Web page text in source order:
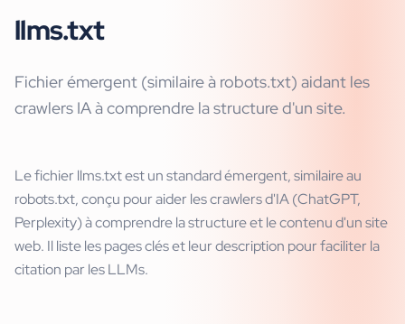
llms.txt
Fichier émergent (similaire à robots.txt) aidant les
crawlers IA à comprendre la structure d'un site.
Le fichier llms.txt est un standard émergent, similaire au
robots.txt, conçu pour aider les crawlers d'IA (ChatGPT,
Perplexity) à comprendre la structure et le contenu d'un site
web. Il liste les pages clés et leur description pour faciliter la
citation par les LLMs.